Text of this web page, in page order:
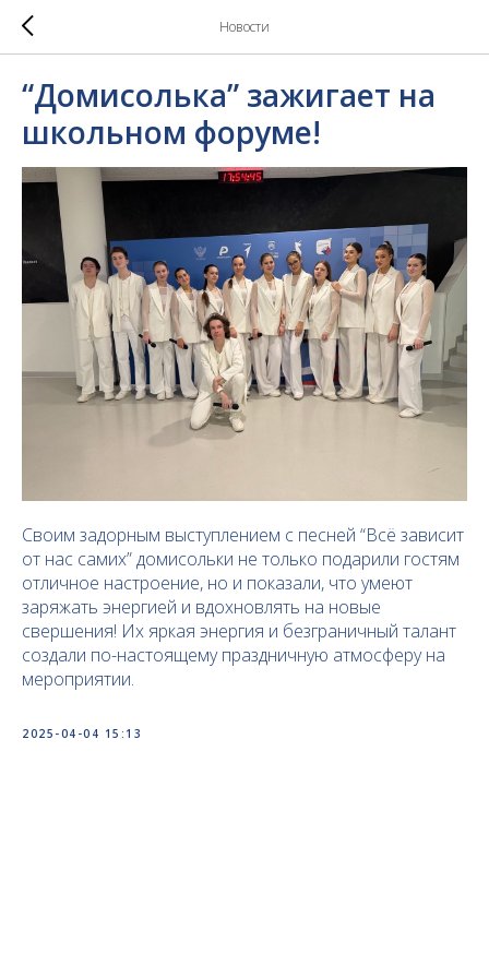
Новости
“Домисолька” зажигает на
школьном форуме!
Своим задорным выступлением с песней “Всё зависит
от нас самих” домисольки не только подарили гостям
отличное настроение, но и показали, что умеют
заряжать энергией и вдохновлять на новые
свершения! Их яркая энергия и безграничный талант
создали по-настоящему праздничную атмосферу на
мероприятии.
2025-04-04 15:13